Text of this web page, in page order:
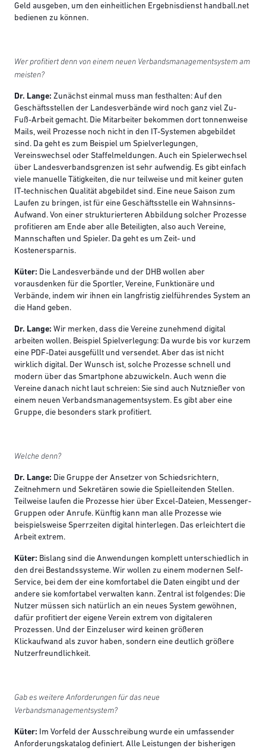
Geld ausgeben, um den einheitlichen Ergebnisdienst handball.net
bedienen zu können.
Wer profitiert denn von einem neuen Verbandsmanagementsystem am
meisten?
Dr. Lange: Zunächst einmal muss man festhalten: Auf den
Geschäftsstellen der Landesverbände wird noch ganz viel Zu-
Fuß-Arbeit gemacht. Die Mitarbeiter bekommen dort tonnenweise
Mails, weil Prozesse noch nicht in den IT-Systemen abgebildet
sind. Da geht es zum Beispiel um Spielverlegungen,
Vereinswechsel oder Staffelmeldungen. Auch ein Spielerwechsel
über Landesverbandsgrenzen ist sehr aufwendig. Es gibt einfach
viele manuelle Tätigkeiten, die nur teilweise und mit keiner guten
IT-technischen Qualität abgebildet sind. Eine neue Saison zum
Laufen zu bringen, ist für eine Geschäftsstelle ein Wahnsinns-
Aufwand. Von einer strukturierteren Abbildung solcher Prozesse
profitieren am Ende aber alle Beteiligten, also auch Vereine,
Mannschaften und Spieler. Da geht es um Zeit- und
Kostenersparnis.
Küter: Die Landesverbände und der DHB wollen aber
vorausdenken für die Sportler, Vereine, Funktionäre und
Verbände, indem wir ihnen ein langfristig zielführendes System an
die Hand geben.
Dr. Lange: Wir merken, dass die Vereine zunehmend digital
arbeiten wollen. Beispiel Spielverlegung: Da wurde bis vor kurzem
eine PDF-Datei ausgefüllt und versendet. Aber das ist nicht
wirklich digital. Der Wunsch ist, solche Prozesse schnell und
modern über das Smartphone abzuwickeln. Auch wenn die
Vereine danach nicht laut schreien: Sie sind auch Nutznießer von
einem neuen Verbandsmanagementsystem. Es gibt aber eine
Gruppe, die besonders stark profitiert.
Welche denn?
Dr. Lange: Die Gruppe der Ansetzer von Schiedsrichtern,
Zeitnehmern und Sekretären sowie die Spielleitenden Stellen.
Teilweise laufen die Prozesse hier über Excel-Dateien, Messenger-
Gruppen oder Anrufe. Künftig kann man alle Prozesse wie
beispielsweise Sperrzeiten digital hinterlegen. Das erleichtert die
Arbeit extrem.
Küter: Bislang sind die Anwendungen komplett unterschiedlich in
den drei Bestandssysteme. Wir wollen zu einem modernen Self-
Service, bei dem der eine komfortabel die Daten eingibt und der
andere sie komfortabel verwalten kann. Zentral ist folgendes: Die
Nutzer müssen sich natürlich an ein neues System gewöhnen,
dafür profitiert der eigene Verein extrem von digitaleren
Prozessen. Und der Einzeluser wird keinen größeren
Klickaufwand als zuvor haben, sondern eine deutlich größere
Nutzerfreundlichkeit.
Gab es weitere Anforderungen für das neue
Verbandsmanagementsystem?
Küter: Im Vorfeld der Ausschreibung wurde ein umfassender
Anforderungskatalog definiert. Alle Leistungen der bisherigen